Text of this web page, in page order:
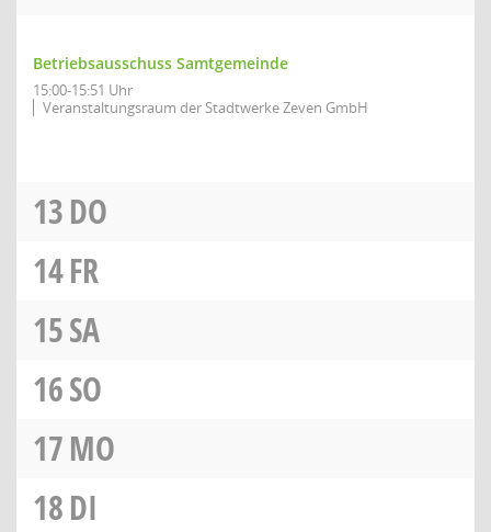
Betriebsausschuss Samtgemeinde
15:00-15:51 Uhr
Veranstaltungsraum der Stadtwerke Zeven GmbH
13DO
14FR
15SA
16SO
17MO
18DI